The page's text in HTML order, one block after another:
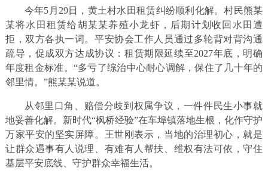
今年5月29日，黄土村水田租赁纠纷顺利化解。村民熊某
某将水田租赁给胡某某养殖小龙虾，后期计划收回水田遭
拒，双方各执一词。平安协会工作人员通过多轮背对背沟通
疏导，促成双方达成协议：租赁期限延续至2027年底，明确
年度租金标准。“多亏了综治中心耐心调解，保住了几十年的
邻里情。”熊某某说道。
从邻里口角、赔偿分歧到权属争议，一件件民生小事就
地妥善化解。新时代“枫桥经验”在车埠镇落地生根，化作守护
万家平安的坚实屏障。王世刚表示，当地的治理初心，就是
让群众遇事有人说理、有难有人帮扶、维权有法可依，守住
基层平安底线、守护群众幸福生活。